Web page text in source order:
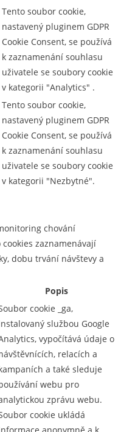
Tento soubor cookie,
nastavený pluginem GDPR
Cookie Consent, se používá
k zaznamenání souhlasu
uživatele se soubory cookie
v kategorii "Analytics" .
Tento soubor cookie,
nastavený pluginem GDPR
Cookie Consent, se používá
k zaznamenání souhlasu
uživatele se soubory cookie
v kategorii "Nezbytné".
chování
zaznamenávají
dobu trvání návštevy a
Popis
cookie _ga,
službou Google
vypočítává údaje o
relacích a
a také sleduje
webu pro
zprávu webu.
cookie ukládá